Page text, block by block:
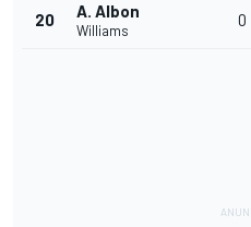
20 A. Albon
Williams
0